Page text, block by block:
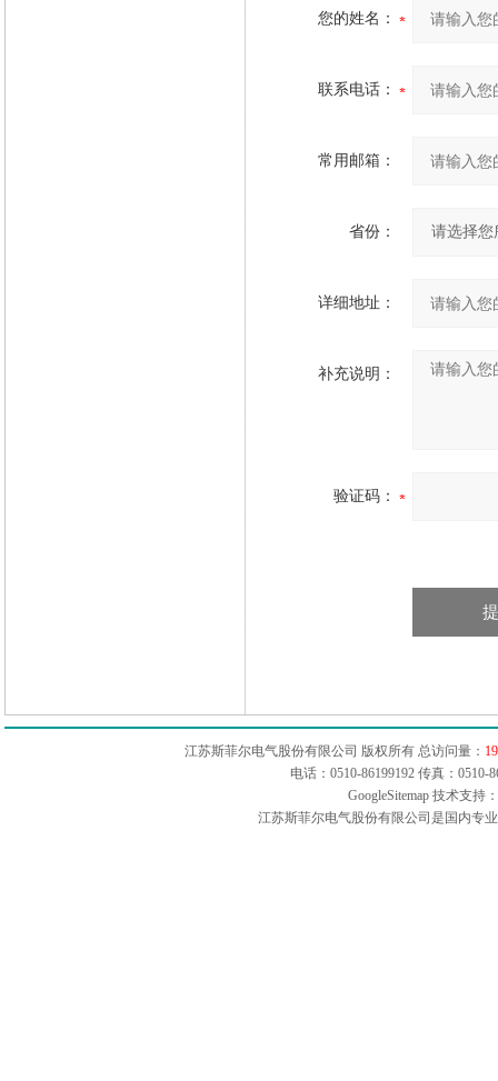
您的姓名：
联系电话：
常用邮箱：
省份：
详细地址：
补充说明：
验证码：
江苏斯菲尔电气股份有限公司 版权所有 总访问量：
电话：0510-86199192 传真：
GoogleSitemap技术支持
江苏斯菲尔电气股份有限公司是国内专